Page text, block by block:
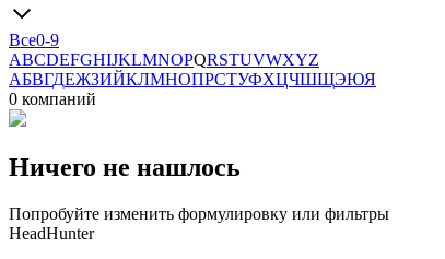
Все0-9
ABCDEFGHIJKLMNOPQRSTUVWXYZ
АБВГДЕЖЗИЙКЛМНОПРСТУФХЦЧШЩЭЮЯ
0 компаний
Ничего не нашлось
Попробуйте изменить формулировку или фильтры
HeadHunter